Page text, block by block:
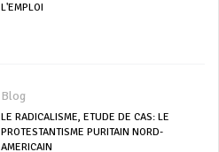
L'EMPLOI
Blog
LE RADICALISME, ETUDE DE CAS: LE
PROTESTANTISME PURITAIN NORD-
AMERICAIN